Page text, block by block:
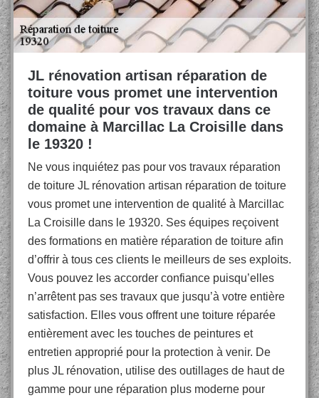
JL rénovation artisan réparation de
toiture vous promet une intervention
de qualité pour vos travaux dans ce
domaine à Marcillac La Croisille dans
le 19320 !
Ne vous inquiétez pas pour vos travaux réparation
de toiture JL rénovation artisan réparation de toiture
vous promet une intervention de qualité à Marcillac
La Croisille dans le 19320. Ses équipes reçoivent
des formations en matière réparation de toiture afin
d’offrir à tous ces clients le meilleurs de ses exploits.
Vous pouvez les accorder confiance puisqu’elles
n’arrêtent pas ses travaux que jusqu’à votre entière
satisfaction. Elles vous offrent une toiture réparée
entièrement avec les touches de peintures et
entretien approprié pour la protection à venir. De
plus JL rénovation, utilise des outillages de haut de
gamme pour une réparation plus moderne pour